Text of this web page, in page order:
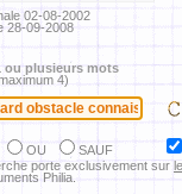
02-08-2002
28-09-2008
ou plusieurs mots
4)
OU
SAUF
porte exclusivement sur
Philia.